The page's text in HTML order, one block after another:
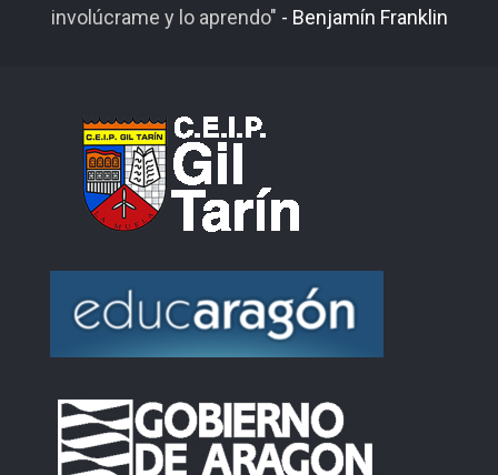
involúcrame y lo aprendo" - Benjamín Franklin